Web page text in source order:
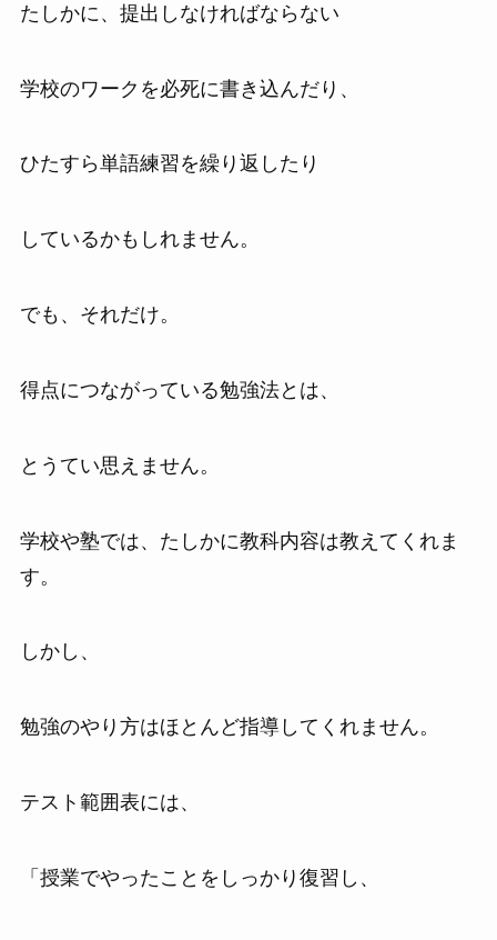
たしかに、提出しなければならない
学校のワークを必死に書き込んだり、
ひたすら単語練習を繰り返したり
しているかもしれません。
でも、それだけ。
得点につながっている勉強法とは、
とうてい思えません。
学校や塾では、たしかに教科内容は教えてくれま
す。
しかし、
勉強のやり方はほとんど指導してくれません。
テスト範囲表には、
「授業でやったことをしっかり復習し、